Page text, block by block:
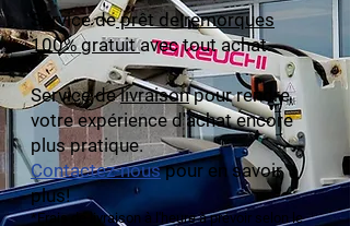
Voir nos produits
Service deprêt de remorques
100% gratuit avec tout achat.
Service delivraisonpour rendre
votre expérience d'achat encore
plus pratique.
Contactez-nouspour en savoir
plus!
*Frais de livraison à l'heure à prévoir selon le